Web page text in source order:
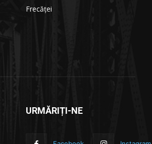
Frecăței
URMĂRIȚI-NE